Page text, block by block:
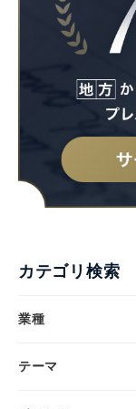
カテゴリ検索
業種
テーマ